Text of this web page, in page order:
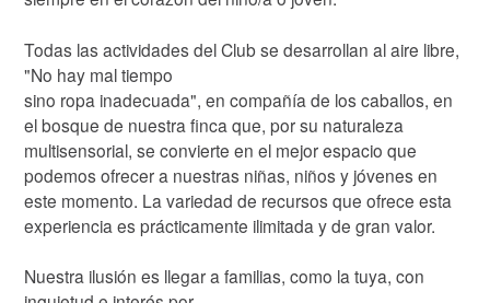
Todas las actividades del Club se desarrollan al aire libre,
"No hay mal tiempo
sino ropa inadecuada", en compañía de los caballos, en
el bosque de nuestra finca que, por su naturaleza
multisensorial, se convierte en el mejor espacio que
podemos ofrecer a nuestras niñas, niños y jóvenes en
este momento. La variedad de recursos que ofrece esta
experiencia es prácticamente ilimitada y de gran valor.
Nuestra ilusión es llegar a familias, como la tuya, con